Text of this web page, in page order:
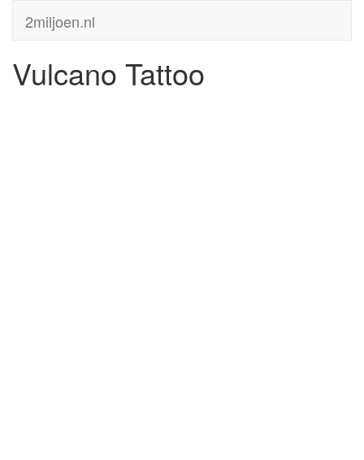
2miljoen.nl
Vulcano Tattoo